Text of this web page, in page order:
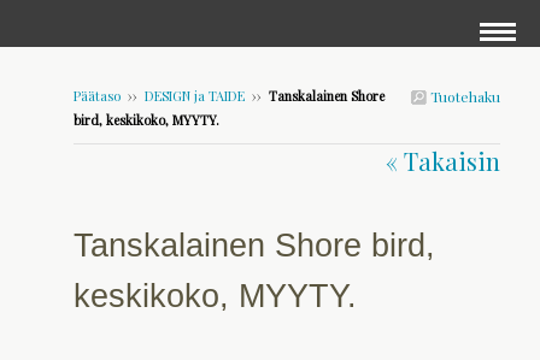
Tuotehaku
Päätaso ›› DESIGN ja TAIDE ›› Tanskalainen Shore
bird, keskikoko, MYYTY.
« Takaisin
Tanskalainen Shore bird,
keskikoko, MYYTY.